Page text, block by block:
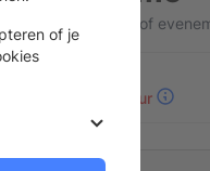
voor een beurs of
bezorgd
21.30 uur
of je